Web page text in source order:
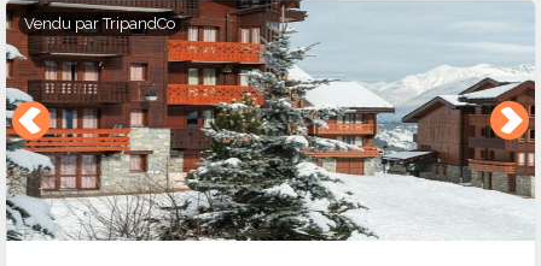
Vendu parTripandCo